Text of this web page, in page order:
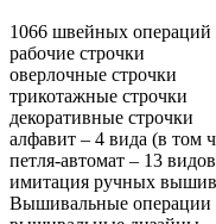
1066 швейных операций
рабочие строчки
оверлочные строчки
трикотажные строчки
декоративные строчки
алфавит – 4 вида (в том
петля-автомат – 13
имитация ручных
Вышивальные операции